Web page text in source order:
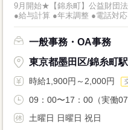
9月開始★【錦糸町】公益財団
●給与計算 ●年末調整 ●電話対
一般事務・OA事務
東京都墨田区/錦糸町駅
時給1,900円～2,000円
09：00〜17：00（実働
土曜日 日曜日 祝日